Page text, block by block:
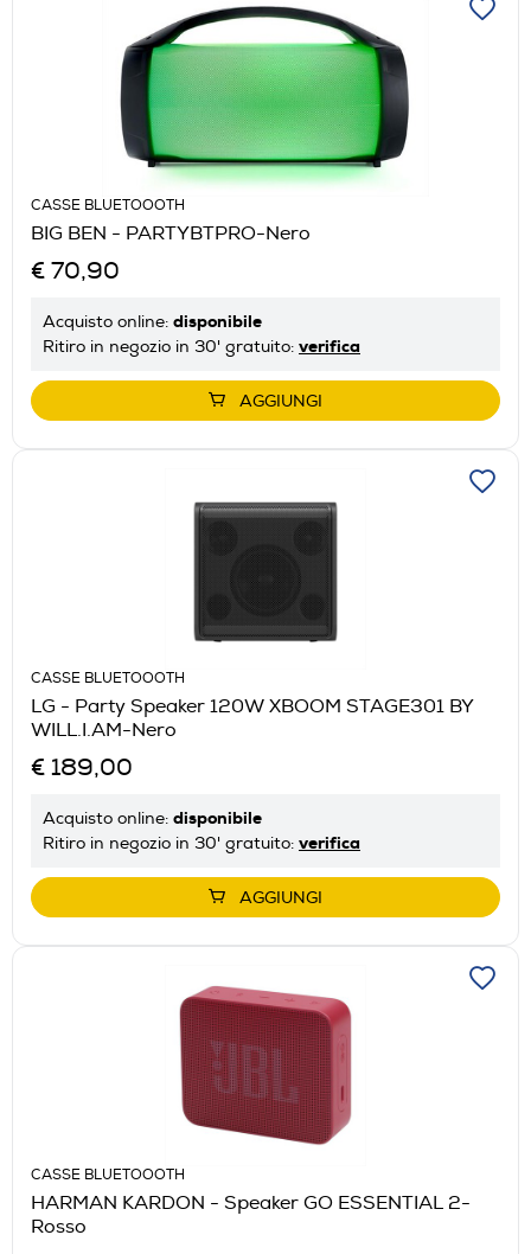
CASSE BLUETOOOTH
BIG BEN - PARTYBTPRO-Nero
€ 70,90
Acquisto online: disponibile
Ritiro in negozio in 30' gratuito: verifica
AGGIUNGI
CASSE BLUETOOOTH
LG - Party Speaker 120W XBOOM STAGE301 BY
WILL.I.AM-Nero
€ 189,00
Acquisto online: disponibile
Ritiro in negozio in 30' gratuito: verifica
AGGIUNGI
CASSE BLUETOOOTH
HARMAN KARDON - Speaker GO ESSENTIAL 2-
Rosso